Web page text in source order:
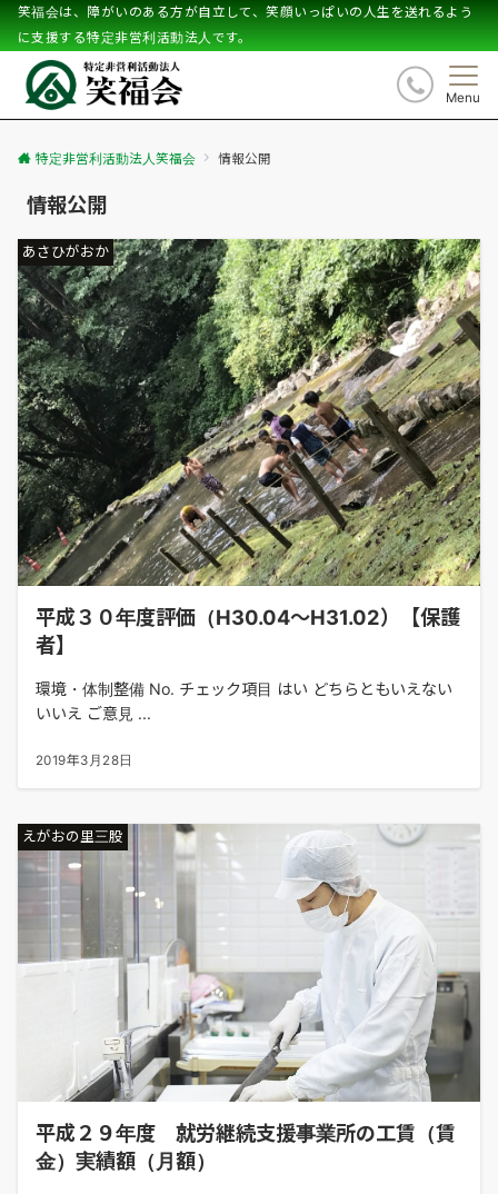
笑福会は、障がいのある方が自立して、笑顔いっぱいの人生を送れるよう
に支援する特定非営利活動法人です。
Menu
特定非営利活動法人笑福会 情報公開
情報公開
あさひがおか
平成３０年度評価（H30.04～H31.02）【保護
者】
環境・体制整備 No. チェック項目 はい どちらともいえない
いいえ ご意見 ...
2019年3月28日
えがおの里三股
平成２９年度 就労継続支援事業所の工賃（賃
金）実績額（月額）